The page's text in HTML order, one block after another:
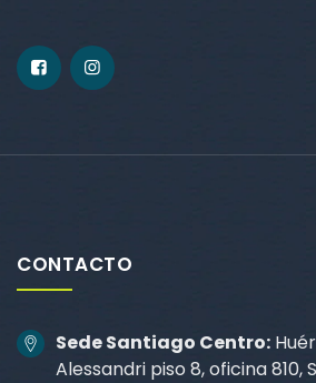
CONTACTO
Sede Santiago Centro:
Alessandri piso 8, oficina 810,